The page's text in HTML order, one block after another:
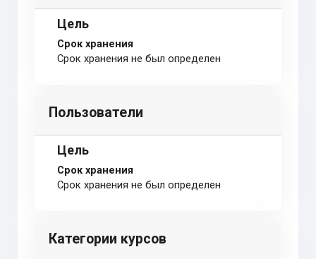
Цель
Срок хранения
Срок хранения не был определен
Пользователи
Цель
Срок хранения
Срок хранения не был определен
Категории курсов